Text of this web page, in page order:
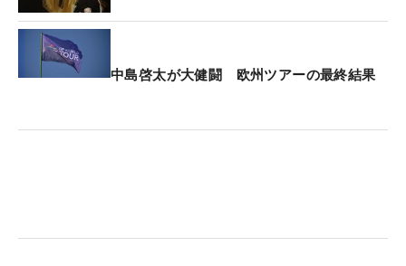
中島啓太が大健闘 欧州ツアーの最終結果